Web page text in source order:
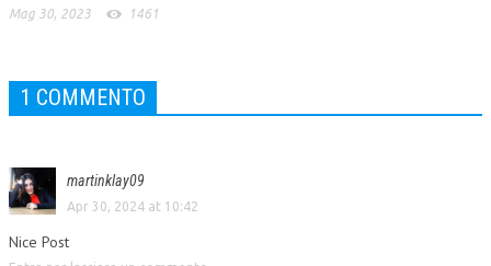
Mag 30, 2023 1461
1 COMMENTO
martinklay09
Apr 30, 2024 at 10:42
Nice Post